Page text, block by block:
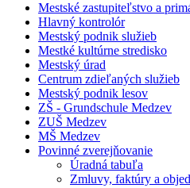
Mestské zastupiteľstvo a
Hlavný kontrolór
Mestský podnik služieb
Mestké kultúrne stredisko
Mestský úrad
Centrum zdieľaných služieb
Mestský podnik lesov
ZŠ - Grundschule Medzev
ZUŠ Medzev
MŠ Medzev
Povinné zverejňovanie
Úradná tabuľa
Zmluvy, faktúry a